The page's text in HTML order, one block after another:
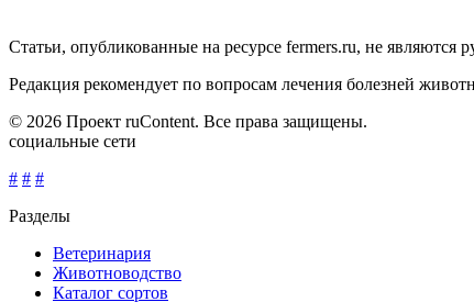
Статьи, опубликованные на ресурсе fermers.ru, не являются
Редакция рекомендует по вопросам лечения болезней
© 2026 Проект ruContent. Все права защищены.
социальные сети
# # #
Разделы
Ветеринария
Животноводство
Каталог сортов